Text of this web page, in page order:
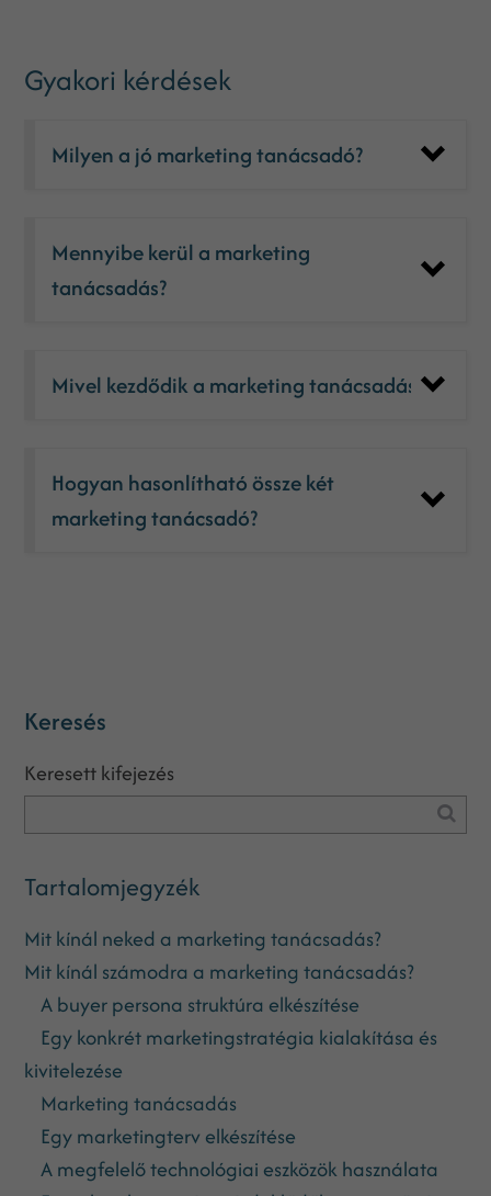
Gyakori kérdések
Milyen a jó marketing tanácsadó?
Mennyibe kerül a marketing
tanácsadás?
Mivel kezdődik a marketing tanácsadás
Hogyan hasonlítható össze két
marketing tanácsadó?
Keresés
Keresett kifejezés
Tartalomjegyzék
Mit kínál neked a marketing tanácsadás?
Mit kínál számodra a marketing tanácsadás?
A buyer persona struktúra elkészítése
Egy konkrét marketingstratégia kialakítása és
kivitelezése
Marketing tanácsadás
Egy marketingterv elkészítése
A megfelelő technológiai eszközök használata